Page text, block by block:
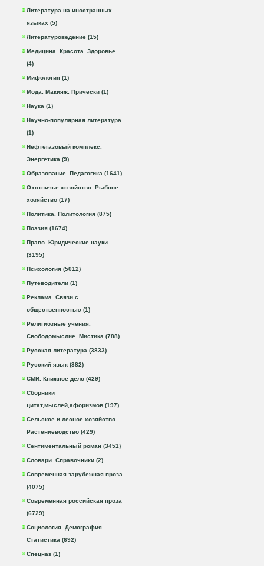
Литература на иностранных
языках (5)
Литературоведение (15)
Медицина. Красота. Здоровье
(4)
Мифология (1)
Мода. Макияж. Прически (1)
Наука (1)
Научно-популярная литература
(1)
Нефтегазовый комплекс.
Энергетика (9)
Образование. Педагогика (1641)
Охотничье хозяйство. Рыбное
хозяйство (17)
Политика. Политология (875)
Поэзия (1674)
Право. Юридические науки
(3195)
Психология (5012)
Путеводители (1)
Реклама. Связи с
общественностью (1)
Религиозные учения.
Свободомыслие. Мистика (788)
Русская литература (3833)
Русский язык (382)
СМИ. Книжное дело (429)
Сборники
цитат,мыслей,афоризмов (197)
Сельское и лесное хозяйство.
Растениеводство (429)
Сентиментальный роман (3451)
Словари. Справочники (2)
Современная зарубежная проза
(4075)
Современная российская проза
(6729)
Социология. Демография.
Статистика (692)
Спецназ (1)